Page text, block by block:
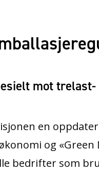
mot
en
og «Green
bedrifter som